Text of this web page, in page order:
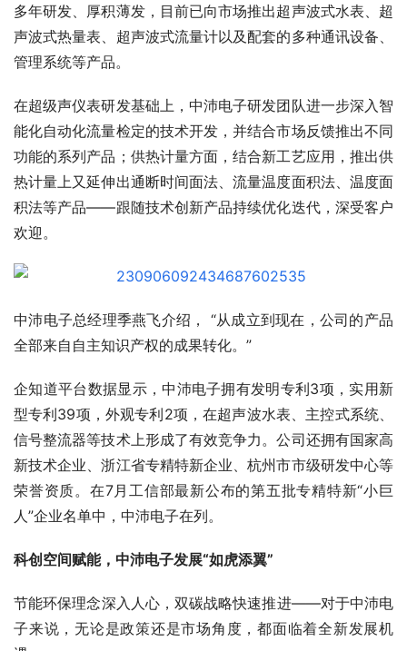
多年研发、厚积薄发，目前已向市场推出超声波式水表、超
声波式热量表、超声波式流量计以及配套的多种通讯设备、
管理系统等产品。
在超级声仪表研发基础上，中沛电子研发团队进一步深入智
能化自动化流量检定的技术开发，并结合市场反馈推出不同
功能的系列产品；供热计量方面，结合新工艺应用，推出供
热计量上又延伸出通断时间面法、流量温度面积法、温度面
积法等产品——跟随技术创新产品持续优化迭代，深受客户
欢迎。
中沛电子总经理季燕飞介绍， “从成立到现在，公司的产品
全部来自自主知识产权的成果转化。”
企知道平台数据显示，中沛电子拥有发明专利3项，实用新
型专利39项，外观专利2项，在超声波水表、主控式系统、
信号整流器等技术上形成了有效竞争力。公司还拥有国家高
新技术企业、浙江省专精特新企业、杭州市市级研发中心等
荣誉资质。在7月工信部最新公布的第五批专精特新“小巨
人”企业名单中，中沛电子在列。
科创空间赋能，中沛电子发展“如虎添翼”
节能环保理念深入人心，双碳战略快速推进——对于中沛电
子来说，无论是政策还是市场角度，都面临着全新发展机